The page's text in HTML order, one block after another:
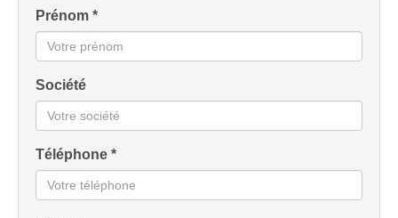
Prénom *
Société
Téléphone *